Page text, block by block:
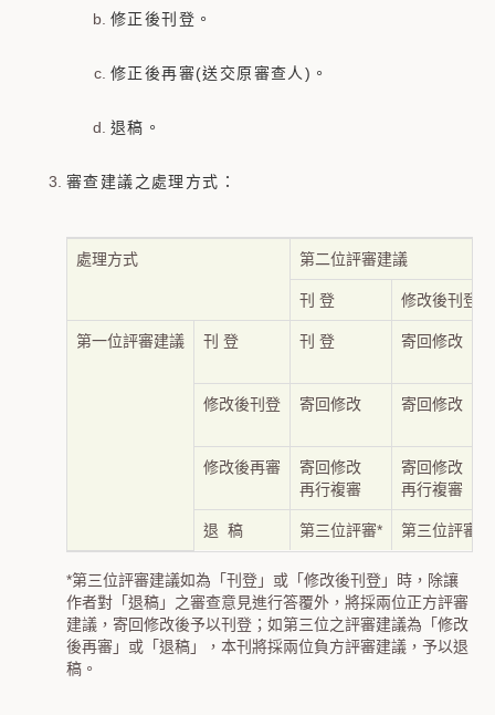
修正後刊登。
修正後再審(送交原審查人)。
退稿。
審查建議之處理方式：
處理方式 第二位評審建議
刊 登 修改後刊登
第一位評審建議 刊 登 刊 登 寄回修改
修改後刊登 寄回修改 寄回修改
修改後再審
寄回修改
再行複審
寄回修改
再行複審
退 稿 第三位評審* 第三位評審*
*第三位評審建議如為「刊登」或「修改後刊登」時，除讓
作者對「退稿」之審查意見進行答覆外，將採兩位正方評審
建議，寄回修改後予以刊登；如第三位之評審建議為「修改
後再審」或「退稿」，本刊將採兩位負方評審建議，予以退
稿。